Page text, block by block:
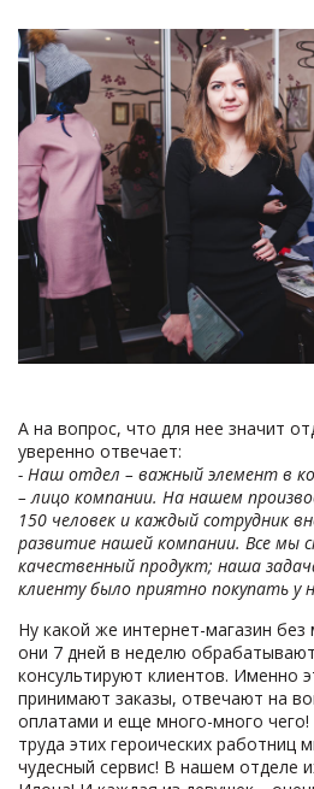
А на вопрос, что для нее значит
уверенно отвечает:
- Наш отдел – важный элемент в
– лицо компании. На нашем
150 человек и каждый сотрудник
развитие нашей компании. Все мы
качественный продукт; наша
клиенту было приятно покупать у
Ну какой же интернет-магазин
они 7 дней в неделю
консультируют клиентов. Именно
принимают заказы, отвечают на
оплатами и еще много-много
труда этих героических работниц
чудесный сервис! В нашем отделе